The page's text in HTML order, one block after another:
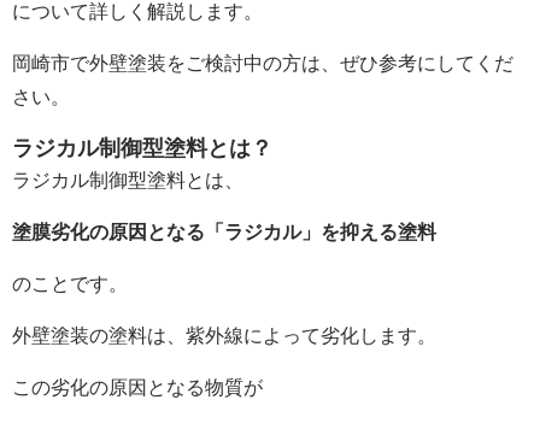
について詳しく解説します。
岡崎市で外壁塗装をご検討中の方は、ぜひ参考にしてくだ
さい。
ラジカル制御型塗料とは？
ラジカル制御型塗料とは、
塗膜劣化の原因となる「ラジカル」を抑える塗料
のことです。
外壁塗装の塗料は、紫外線によって劣化します。
この劣化の原因となる物質が